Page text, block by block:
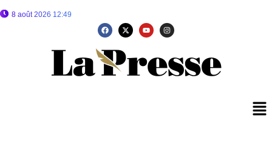
8 août 2026 12:49